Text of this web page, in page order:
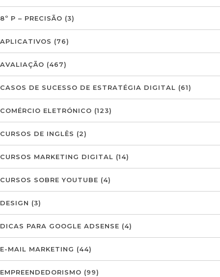
8º P – PRECISÃO (3)
APLICATIVOS (76)
AVALIAÇÃO (467)
CASOS DE SUCESSO DE ESTRATÉGIA DIGITAL (61)
COMÉRCIO ELETRÓNICO (123)
CURSOS DE INGLÊS (2)
CURSOS MARKETING DIGITAL (14)
CURSOS SOBRE YOUTUBE (4)
DESIGN (3)
DICAS PARA GOOGLE ADSENSE (4)
E-MAIL MARKETING (44)
EMPREENDEDORISMO (99)